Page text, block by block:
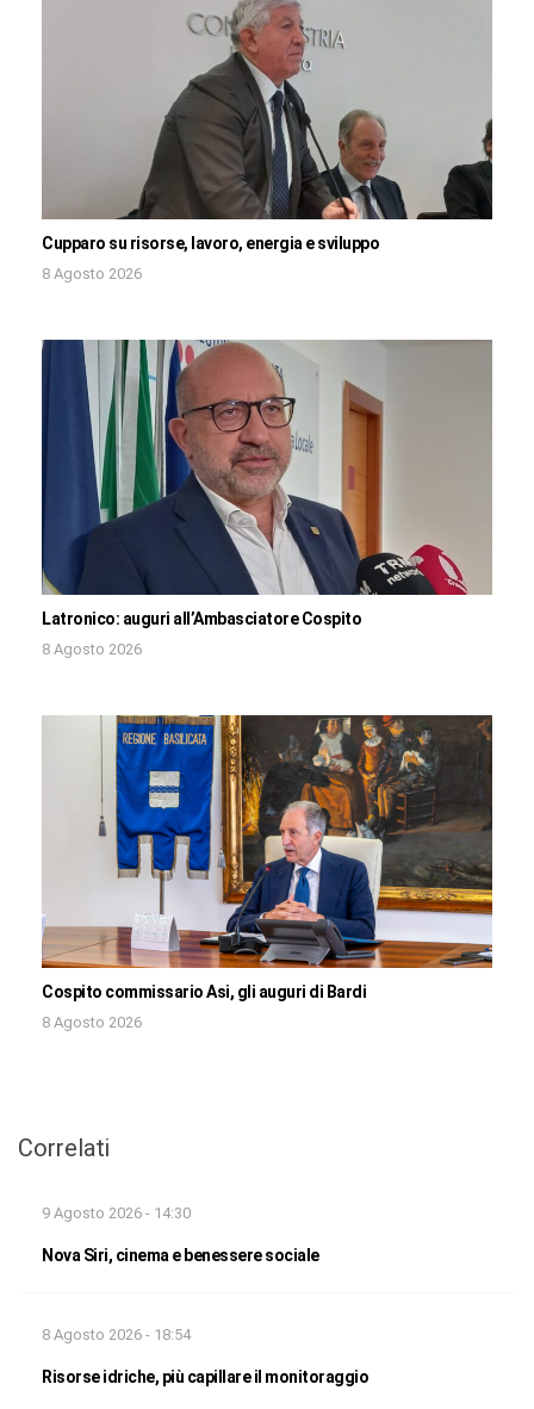
Cupparo su risorse, lavoro, energia e sviluppo
8 Agosto 2026
Latronico: auguri all’Ambasciatore Cospito
8 Agosto 2026
Cospito commissario Asi, gli auguri di Bardi
8 Agosto 2026
Correlati
9 Agosto 2026 - 14:30
Nova Siri, cinema e benessere sociale
8 Agosto 2026 - 18:54
Risorse idriche, più capillare il monitoraggio